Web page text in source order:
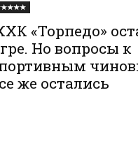
«Торпедо»
Но вопросы к
же остались